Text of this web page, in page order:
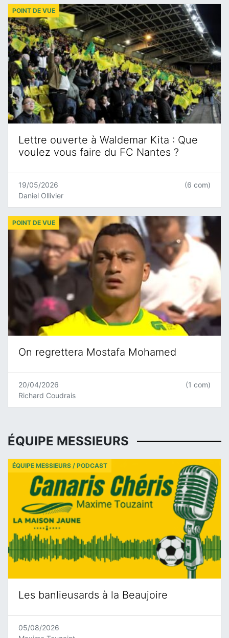
Lettre ouverte à Waldemar Kita : Que
voulez vous faire du FC Nantes ?
POINT DE VUE
19/05/2026
Daniel Ollivier
(6 com)
On regrettera Mostafa Mohamed
POINT DE VUE
20/04/2026
Richard Coudrais
(1 com)
ÉQUIPE MESSIEURS
Les banlieusards à la Beaujoire
ÉQUIPE MESSIEURS / PODCAST
05/08/2026